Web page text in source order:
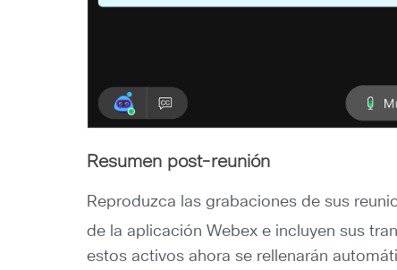
Resumen post-reunión
Reproduzca las grabaciones de sus
de la aplicación Webex e incluyen sus
estos activos ahora se rellenarán